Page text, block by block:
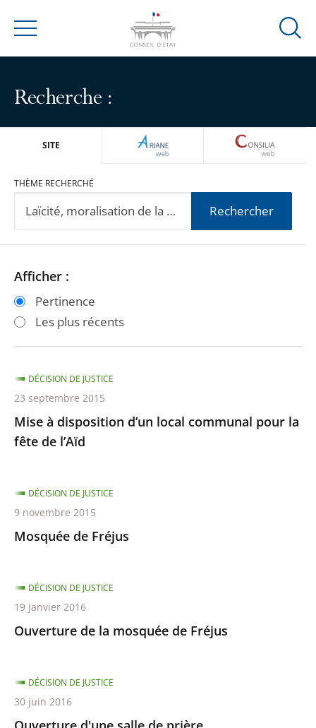
Menu
Ouvrir
Recherche :
SITE ARIANEWEB
THÈME RECHERCHÉ
Rechercher
Passer
les
filtres
après
Passer
les
filtres
avant
Afficher :
Pertinence
Les plus récents
Mise à disposition d’un local communal pour la
fête de l’Aïd
DÉCISION DE JUSTICE
23 septembre 2015
Mosquée de Fréjus
DÉCISION DE JUSTICE
9 novembre 2015
Ouverture de la mosquée de Fréjus
DÉCISION DE JUSTICE
19 janvier 2016
DÉCISION DE JUSTICE
30 juin 2016